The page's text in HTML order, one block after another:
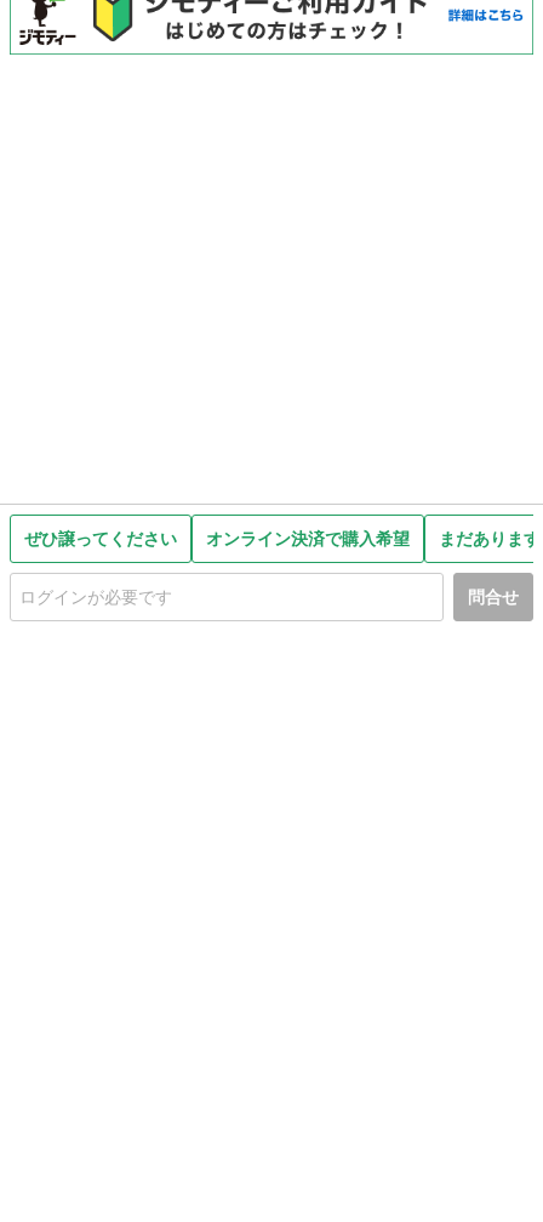
ぜひ譲ってください オンライン決済で購入希望 まだありま
問合せ